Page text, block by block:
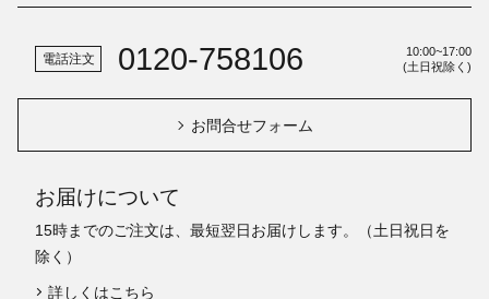
電話注文 0120-758106
10:00~17:00
(土日祝除く)
お問合せフォーム
お届けについて
15時までのご注文は、最短翌日お届けします。（土日祝日を
除く）
詳しくはこちら